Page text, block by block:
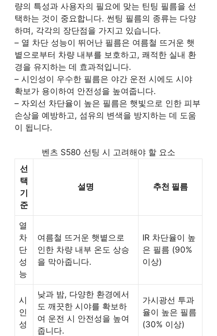
량의 특성과 사용자의 필요에 맞는 틴팅 필름을 선
택하는 것이 중요합니다. 썬팅 필름의 종류는 다양
하며, 각각의 장단점을 가지고 있습니다.
– 열 차단 성능이 뛰어난 필름은 여름철 뜨거운 햇
볕으로부터 차량 내부를 보호하고, 쾌적한 실내 환
경을 유지하는 데 효과적입니다.
– 시인성이 우수한 필름은 야간 운전 시에도 시야
확보가 용이하여 안전성을 높여줍니다.
– 자외선 차단율이 높은 필름은 햇빛으로 인한 피부
손상을 예방하고, 섬유의 변색을 방지하는 데 도움
이 됩니다.
벤츠 S580 선팅 시 고려해야 할 요소
선
택
기
준
설명 추천 필름
열
차
단
성
능
여름철 뜨거운 햇볕으로
인한 차량 내부 온도 상승
을 막아줍니다.
IR 차단율이 높
은 필름 (90%
이상)
시
인
성
낮과 밤, 다양한 환경에서
도 깨끗한 시야를 확보하
여 운전 시 안전성을 높여
줍니다.
가시광선 투과
율이 높은 필름
(30% 이상)